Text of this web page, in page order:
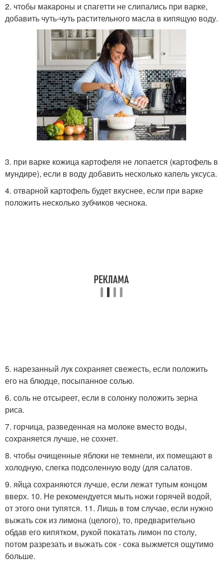
2. чтобы макароны и спагетти не слипались при варке,
добавить чуть-чуть растительного масла в кипящую воду.
3. при варке кожица картофеля не лопается (картофель в
мундире), если в воду добавить несколько капель уксуса.
4. отварной картофель будет вкуснее, если при варке
положить несколько зубчиков чеснока.
5. нарезанный лук сохраняет свежесть, если положить
его на блюдце, посыпанное солью.
6. соль не отсыреет, если в солонку положить зерна
риса.
7. горчица, разведенная на молоке вместо воды,
сохраняется лучше, не сохнет.
8. чтобы очищенные яблоки не темнели, их помещают в
холодную, слегка подсоленную воду (для салатов.
9. яйца сохраняются лучше, если лежат тупым концом
вверх. 10. Не рекомендуется мыть ножи горячей водой,
от этого они тупятся. 11. Лишь в том случае, если нужно
выжать сок из лимона (целого), то, предварительно
обдав его кипятком, рукой покатать лимон по столу,
потом разрезать и выжать сок - сока выжмется ощутимо
больше.